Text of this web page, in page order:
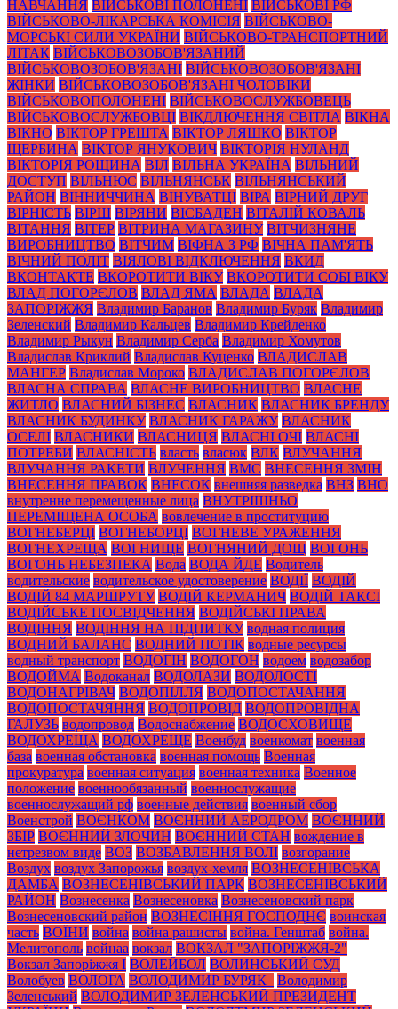
НАВЧАННЯ ВІЙСЬКОВІ ПОЛОНЕНІ ВІЙСЬКОВІ РФ
ВІЙСЬКОВО-ЛІКАРСЬКА КОМІСІЯ ВІЙСЬКОВО-
МОРСЬКІ СИЛИ УКРАЇНИ ВІЙСЬКОВО-ТРАНСПОРТНИЙ
ЛІТАК ВІЙСЬКОВОЗОБОВ'ЯЗАНИЙ
ВІЙСЬКОВОЗОБОВ'ЯЗАНІ ВІЙСЬКОВОЗОБОВ'ЯЗАНІ
ЖІНКИ ВІЙСЬКОВОЗОБОВ'ЯЗАНІ ЧОЛОВІКИ
ВІЙСЬКОВОПОЛОНЕНІ ВІЙСЬКОВОСЛУЖБОВЕЦЬ
ВІЙСЬКОВОСЛУЖБОВЦІ ВІКДЛЮЧЕННЯ СВІТЛА ВІКНА
ВІКНО ВІКТОР ГРЕШТА ВІКТОР ЛЯШКО ВІКТОР
ЩЕРБИНА ВІКТОР ЯНУКОВИЧ ВІКТОРІЯ НУЛАНД
ВІКТОРІЯ РОЩИНА ВІЛ ВІЛЬНА УКРАЇНА ВІЛЬНИЙ
ДОСТУП ВІЛЬНЮС ВІЛЬНЯНСЬК ВІЛЬНЯНСЬКИЙ
РАЙОН ВІННИЧЧИНА ВІНУВАТЦІ ВІРА ВІРНИЙ ДРУГ
ВІРНІСТЬ ВІРШ ВІРЯНИ ВІСБАДЕН ВІТАЛІЙ КОВАЛЬ
ВІТАННЯ ВІТЕР ВІТРИНА МАГАЗИНУ ВІТЧИЗНЯНЕ
ВИРОБНИЦТВО ВІТЧИМ ВІФНА З РФ ВІЧНА ПАМ'ЯТЬ
ВІЧНИЙ ПОЛІТ ВІЯЛОВІ ВІДКЛЮЧЕННЯ ВКИД
ВКОНТАКТЕ ВКОРОТИТИ ВІКУ ВКОРОТИТИ СОБІ ВІКУ
ВЛАД ПОГОРЄЛОВ ВЛАД ЯМА ВЛАДА ВЛАДА
ЗАПОРІЖЖЯ Владимир Баранов Владимир Буряк Владимир
Зеленский Владимир Кальцев Владимир Крейденко
Владимир Рыкун Владимир Серба Владимир Хомутов
Владислав Криклий Владислав Куценко ВЛАДИСЛАВ
МАНГЕР Владислав Мороко ВЛАДИСЛАВ ПОГОРЄЛОВ
ВЛАСНА СПРАВА ВЛАСНЕ ВИРОБНИЦТВО ВЛАСНЕ
ЖИТЛО ВЛАСНИЙ БІЗНЕС ВЛАСНИК ВЛАСНИК БРЕНДУ
ВЛАСНИК БУДИНКУ ВЛАСНИК ГАРАЖУ ВЛАСНИК
ОСЕЛІ ВЛАСНИКИ ВЛАСНИЦЯ ВЛАСНІ ОЧІ ВЛАСНІ
ПОТРЕБИ ВЛАСНІСТЬ власть власюк ВЛК ВЛУЧАННЯ
ВЛУЧАННЯ РАКЕТИ ВЛУЧЕННЯ ВМС ВНЕСЕННЯ ЗМІН
ВНЕСЕННЯ ПРАВОК ВНЕСОК внешняя разведка ВНЗ ВНО
внутренне перемещенные лица ВНУТРІШНЬО
ПЕРЕМІЩЕНА ОСОБА вовлечение в проституцию
ВОГНЕБЕРЦІ ВОГНЕБОРЦІ ВОГНЕВЕ УРАЖЕННЯ
ВОГНЕХРЕЩА ВОГНИЩЕ ВОГНЯНИЙ ДОЩ ВОГОНЬ
ВОГОНЬ НЕБЕЗПЕКА Вода ВОДА ЙДЕ Водитель
водительские водительское удостоверение ВОДІЇ ВОДІЙ
ВОДІЙ 84 МАРШРУТУ ВОДІЙ КЕРМАНИЧ ВОДІЙ ТАКСІ
ВОДІЙСЬКЕ ПОСВІДЧЕННЯ ВОДІЙСЬКІ ПРАВА
ВОДІННЯ ВОДІННЯ НА ПІДПИТКУ водная полиция
ВОДНИЙ БАЛАНС ВОДНИЙ ПОТІК водные ресурсы
водный транспорт ВОДОГІН ВОДОГОН водоем водозабор
ВОДОЙМА Водоканал ВОДОЛАЗИ ВОДОЛОСТІ
ВОДОНАГРІВАЧ ВОДОПІЛЛЯ ВОДОПОСТАЧАННЯ
ВОДОПОСТАЧЯННЯ ВОДОПРОВІД ВОДОПРОВІДНА
ГАЛУЗЬ водопровод Водоснабжение ВОДОСХОВИЩЕ
ВОДОХРЕЩА ВОДОХРЕЩЕ Военбуд военкомат военная
база военная обстановка военная помощь Военная
прокуратура военная ситуация военная техника Военное
положение военнообязанный военнослужащие
военнослужащий рф военные действия военный сбор
Военстрой ВОЄНКОМ ВОЄННИЙ АЕРОДРОМ ВОЄННИЙ
ЗБІР ВОЄННИЙ ЗЛОЧИН ВОЄННИЙ СТАН вождение в
нетрезвом виде ВОЗ ВОЗБАВЛЕННЯ ВОЛІ возгорание
Воздух воздух Запорожья воздух-хемля ВОЗНЕСЕНІВСЬКА
ДАМБА ВОЗНЕСЕНІВСЬКИЙ ПАРК ВОЗНЕСЕНІВСЬКИЙ
РАЙОН Вознесенка Вознесеновка Вознесеновский парк
Вознесеновский район ВОЗНЕСІННЯ ГОСПОДНЄ воинская
часть ВОЇНИ война война рашисты война. Генштаб война.
Мелитополь войнаа вокзал ВОКЗАЛ "ЗАПОРІЖЖЯ-2"
Вокзал Запоріжжя І ВОЛЕЙБОЛ ВОЛИНСЬКИЙ СУД
Волобуев ВОЛОГА ВОЛОДИМИР БУРЯК_
Володимир
Зеленський ВОЛОДИМИР ЗЕЛЕНСЬКИЙ ПРЕЗИДЕНТ